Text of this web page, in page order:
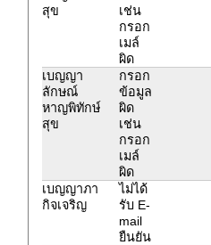
สุข
เช่น
กรอก
เมล์
ผิด
เบญญา
ลักษณ์
หาญพิทักษ์
สุข
กรอก
ข้อมูล
ผิด
เช่น
กรอก
เมล์
ผิด
เบญญาภา
กิจเจริญ
ไม่ได้
รับ E-
mail
ยืนยัน